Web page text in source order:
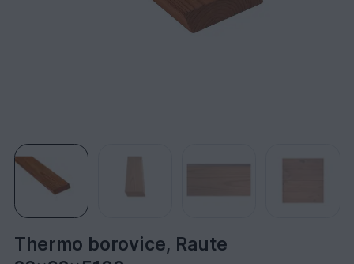
Thermo borovice, Raute